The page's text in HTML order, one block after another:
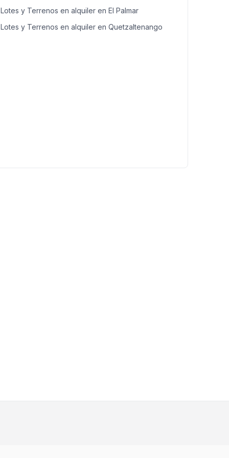
Lotes y Terrenos en alquiler en El Palmar
Lotes y Terrenos en alquiler en Quetzaltenango